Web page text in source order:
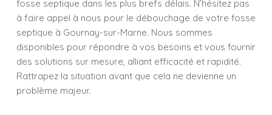
fosse septique dans les plus brefs délais. N’hésitez pas
à faire appel à nous pour le débouchage de votre fosse
septique à Gournay-sur-Marne. Nous sommes
disponibles pour répondre à vos besoins et vous fournir
des solutions sur mesure, alliant efficacité et rapidité.
Rattrapez la situation avant que cela ne devienne un
problème majeur.